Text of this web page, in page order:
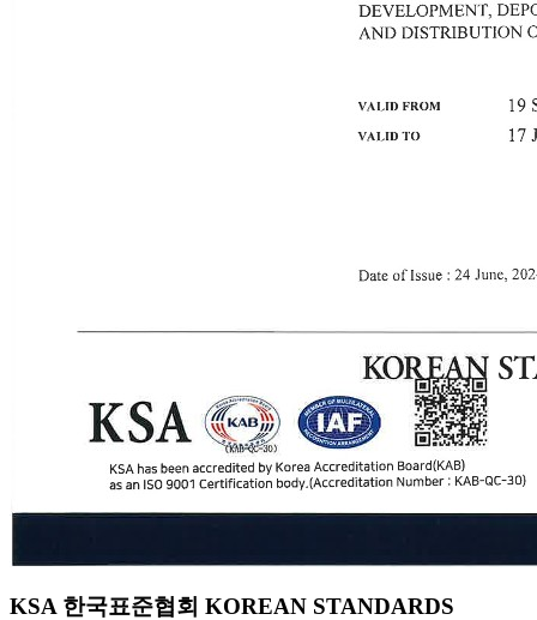
KSA 한국표준협회 KOREAN STANDARDS